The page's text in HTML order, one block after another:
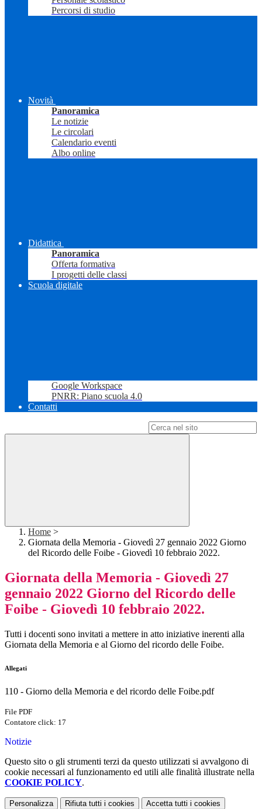
Percorsi di studio
Novità
Panoramica
Le notizie
Le circolari
Calendario eventi
Albo online
Didattica
Panoramica
Offerta formativa
I progetti delle classi
Scuola digitale
Google Workspace
PNRR: Piano scuola 4.0
Contatti
Home >
Giornata della Memoria - Giovedì 27 gennaio 2022 Giorno
del Ricordo delle Foibe - Giovedì 10 febbraio 2022.
Giornata della Memoria - Giovedì 27
gennaio 2022 Giorno del Ricordo delle
Foibe - Giovedì 10 febbraio 2022.
Tutti i docenti sono invitati a mettere in atto iniziative inerenti alla
Giornata della Memoria e al Giorno del ricordo delle Foibe.
Allegati
110 - Giorno della Memoria e del ricordo delle Foibe.pdf
File PDF
Contatore click: 17
Notizie
Questo sito o gli strumenti terzi da questo utilizzati si avvalgono di
cookie necessari al funzionamento ed utili alle finalità illustrate nella
COOKIE POLICY.
Personalizza Rifiuta tutti i cookies Accetta tutti i cookies